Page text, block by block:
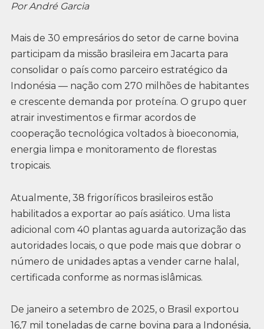
Por André Garcia
Mais de 30 empresários do setor de carne bovina
participam da missão brasileira em Jacarta para
consolidar o país como parceiro estratégico da
Indonésia — nação com 270 milhões de habitantes
e crescente demanda por proteína. O grupo quer
atrair investimentos e firmar acordos de
cooperação tecnológica voltados à bioeconomia,
energia limpa e monitoramento de florestas
tropicais.
Atualmente, 38 frigoríficos brasileiros estão
habilitados a exportar ao país asiático. Uma lista
adicional com 40 plantas aguarda autorização das
autoridades locais, o que pode mais que dobrar o
número de unidades aptas a vender carne halal,
certificada conforme as normas islâmicas.
De janeiro a setembro de 2025, o Brasil exportou
16,7 mil toneladas de carne bovina para a Indonésia,